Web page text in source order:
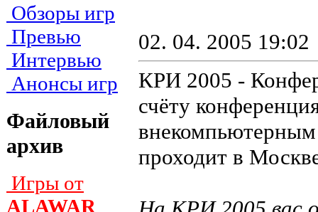
Обзоры игр
Превью
Интервью
Анонсы игр
Файловый
архив
Игры от
ALAWAR
02. 04. 2005 19:02
КРИ 2005 -
счёту
проходит в